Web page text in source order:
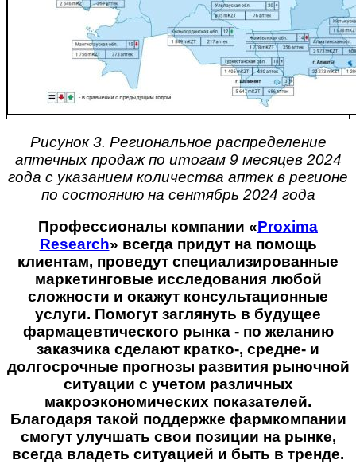
Рисунок 3. Региональное распределение
аптечных продаж по итогам 9 месяцев 2024
года с указанием количества аптек в регионе
по состоянию на сентябрь 2024 года
Профессионалы компании «Proxima
Research» всегда придут на помощь
клиентам, проведут специализированные
маркетинговые исследования любой
сложности и окажут консультационные
услуги. Помогут заглянуть в будущее
фармацевтического рынка - по желанию
заказчика сделают кратко-, средне- и
долгосрочные прогнозы развития рыночной
ситуации с учетом различных
макроэкономических показателей.
Благодаря такой поддержке фармкомпании
смогут улучшать свои позиции на рынке,
всегда владеть ситуацией и быть в тренде.